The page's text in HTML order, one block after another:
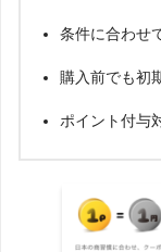
条件に合わせ
購入前でも初
ポイント付与